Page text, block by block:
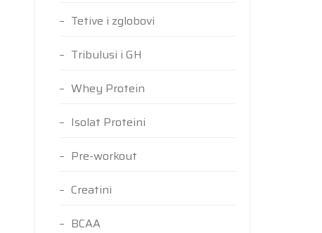
Tetive i zglobovi
Tribulusi i GH
Whey Protein
Isolat Proteini
Pre-workout
Creatini
BCAA